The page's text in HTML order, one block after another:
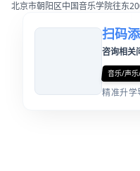
北京市朝阳区中国音乐学院往东
扫码
咨询相关
音乐/声
精准升学